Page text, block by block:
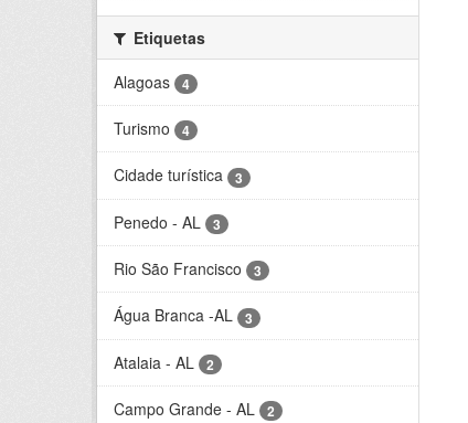
Etiquetas
Alagoas
4
Turismo 4
Cidade turística 3
Penedo - AL 3
Rio São Francisco 3
Água Branca -AL 3
Atalaia - AL 2
Campo Grande - AL 2